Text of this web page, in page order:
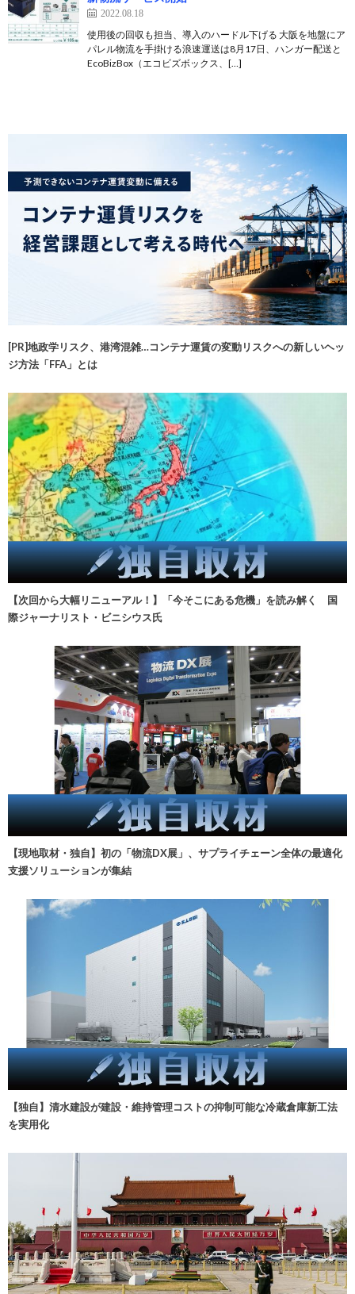
2022.08.18
使用後の回収も担当、導入のハードル下げる 大阪を地盤にア
パレル物流を手掛ける浪速運送は8月17日、ハンガー配送と
EcoBizBox（エコビズボックス、[…]
[PR]地政学リスク、港湾混雑…コンテナ運賃の変動リスクへの新しいヘッ
ジ方法「FFA」とは
【次回から大幅リニューアル！】「今そこにある危機」を読み解く 国
際ジャーナリスト・ビニシウス氏
【現地取材・独自】初の「物流DX展」、サプライチェーン全体の最適化
支援ソリューションが集結
【独自】清水建設が建設・維持管理コストの抑制可能な冷蔵倉庫新工法
を実用化